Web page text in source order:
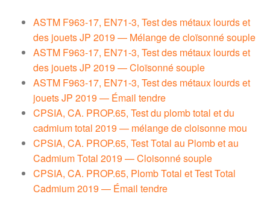
ASTM F963-17, EN71-3, Test des métaux lourds et
des jouets JP 2019 — Mélange de cloïsonné souple
ASTM F963-17, EN71-3, Test des métaux lourds et
des jouets JP 2019 — Cloïsonné souple
ASTM F963-17, EN71-3, Test des métaux lourds et
jouets JP 2019 — Émail tendre
CPSIA, CA. PROP.65, Test du plomb total et du
cadmium total 2019 — mélange de cloisonne mou
CPSIA, CA. PROP.65, Test Total au Plomb et au
Cadmium Total 2019 — Cloisonné souple
CPSIA, CA. PROP.65, Plomb Total et Test Total
Cadmium 2019 — Émail tendre